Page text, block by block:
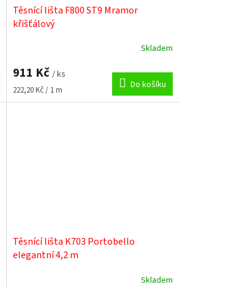
Těsnící lišta F800 ST9 Mramor
křišťálový
Skladem
911 Kč / ks
Měrná
cena:
222,20 Kč / 1 m Do košíku
Těsnící lišta K703 Portobello
elegantní 4,2 m
Skladem